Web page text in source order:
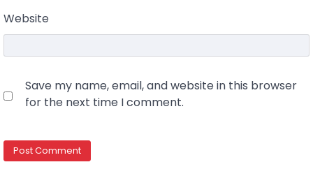
Website
Save my name, email, and website in this browser
for the next time I comment.